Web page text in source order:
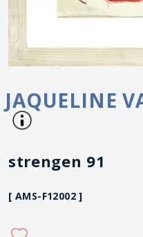
JAQUELINE
strengen 91
[ AMS-F12002 ]